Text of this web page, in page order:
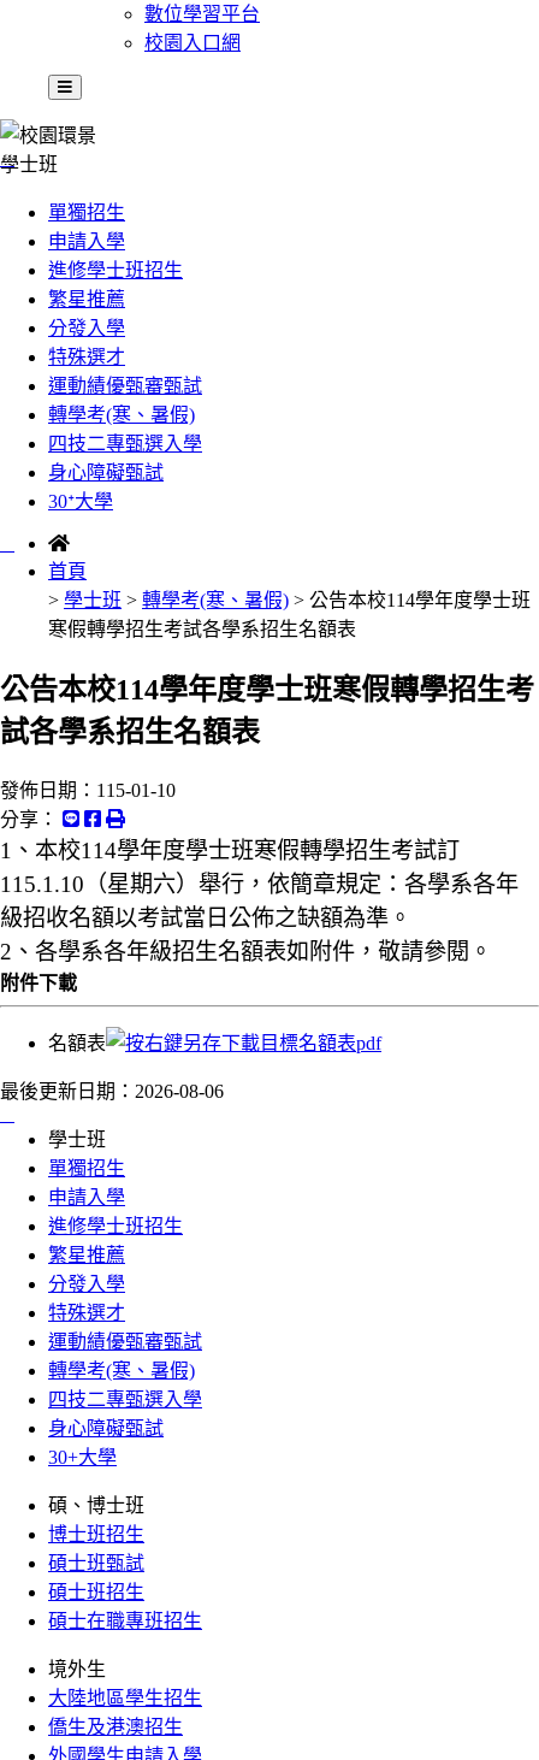
數位學習平台
校園入口網
:::
學士班
單獨招生
申請入學
進修學士班招生
繁星推薦
分發入學
特殊選才
運動績優甄審甄試
轉學考(寒、暑假)
四技二專甄選入學
身心障礙甄試
30ᐩ大學
首頁
> 學士班 > 轉學考(寒、暑假) > 公告本校114學年度學士班
寒假轉學招生考試各學系招生名額表
公告本校114學年度學士班寒假轉學招生考
試各學系招生名額表
發佈日期： 115-01-10
分享：
1、本校114學年度學士班寒假轉學招生考試訂
115.1.10（星期六）舉行，依簡章規定：各學系各年
級招收名額以考試當日公佈之缺額為準。
2、各學系各年級招生名額表如附件，敬請參閱。
附件下載
名額表
最後更新日期： 2026-08-06
學士班
單獨招生
申請入學
進修學士班招生
繁星推薦
分發入學
特殊選才
運動績優甄審甄試
轉學考(寒、暑假)
四技二專甄選入學
身心障礙甄試
30+大學
碩、博士班
博士班招生
碩士班甄試
碩士班招生
碩士在職專班招生
境外生
大陸地區學生招生
僑生及港澳招生
外國學生申請入學